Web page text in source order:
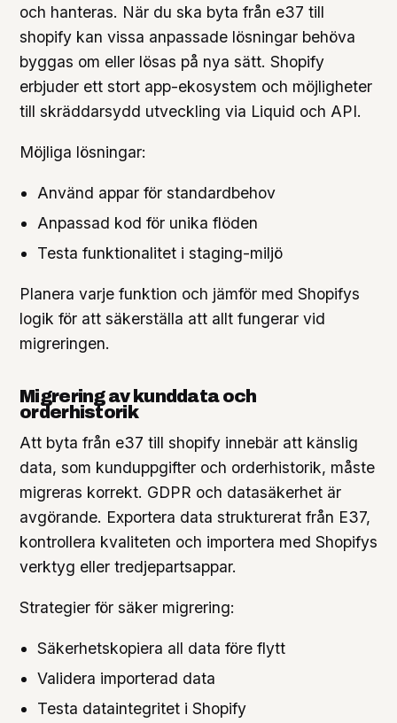
och hanteras. När du ska byta från e37 till
shopify kan vissa anpassade lösningar behöva
byggas om eller lösas på nya sätt. Shopify
erbjuder ett stort app-ekosystem och möjligheter
till skräddarsydd utveckling via Liquid och API.
Möjliga lösningar:
Använd appar för standardbehov
Anpassad kod för unika flöden
Testa funktionalitet i staging-miljö
Planera varje funktion och jämför med Shopifys
logik för att säkerställa att allt fungerar vid
migreringen.
Migrering av kunddata och
orderhistorik
Att byta från e37 till shopify innebär att känslig
data, som kunduppgifter och orderhistorik, måste
migreras korrekt. GDPR och datasäkerhet är
avgörande. Exportera data strukturerat från E37,
kontrollera kvaliteten och importera med Shopifys
verktyg eller tredjepartsappar.
Strategier för säker migrering:
Säkerhetskopiera all data före flytt
Validera importerad data
Testa dataintegritet i Shopify